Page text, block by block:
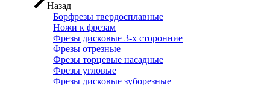
Назад
Борфрезы твердосплавные
Ножи к фрезам
Фрезы дисковые 3-х сторонние
Фрезы отрезные
Фрезы торцевые насадные
Фрезы угловые
Фрезы дисковые зуборезные